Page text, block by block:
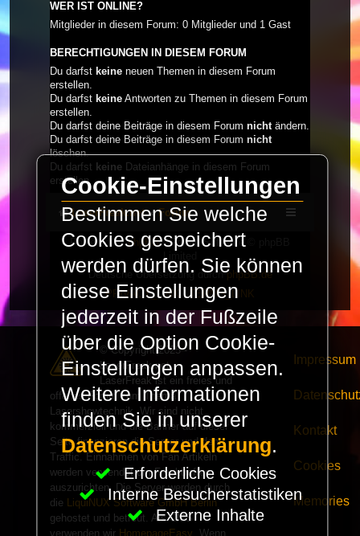
WER IST ONLINE?
Mitglieder in diesem Forum: 0 Mitglieder und 1 Gast
BERECHTIGUNGEN IN DIESEM FORUM
Du darfst keine neuen Themen in diesem Forum
erstellen.
Du darfst keine Antworten zu Themen in diesem Forum
erstellen.
Du darfst deine Beiträge in diesem Forum nichtändern.
Du darfst deine Beiträge in diesem Forum nicht
löschen.
Du darfst keine Dateianhänge in diesem Forum
erstellen.
LaserFreak.net Forum
Powered byphpBB® Forum Software © phpBB
Limited
Deutsche Übersetzung durchphpBB.de
PRIVACY_LINK | TERMS_LINK
© Copyright 2025 -
LaserFreak.net
LaserFreak ist ein freies und
offenes Forum zum Thema
Lasershowtechnik. Wir sind nicht
kommerziell und die Banner auf dieser
Seite finanzieren die Server und den
Traffic. Einnahmen von Fan Artikeln
werden verwendet um Freaktreffen
auszurichten. Die Server werden durch
die LiquiNUX Software GmbH Berlin
gehostet und betreut. Als CMS
verwenden wir HomepageEasy . Wenn
Impressum
Kontakt
Cookies
Memories
Cookie-Einstellungen
Bestimmen Sie welche
Cookies gespeichert
werden dürfen. Sie können
diese Einstellungen
jederzeit in der Fußzeile
über die Option Cookie-
Einstellungen anpassen.
Weitere Informationen
finden Sie in unserer
Datenschutzerklärung.
Erforderliche Cookies
Interne Besucherstatistiken
Externe Inhalte